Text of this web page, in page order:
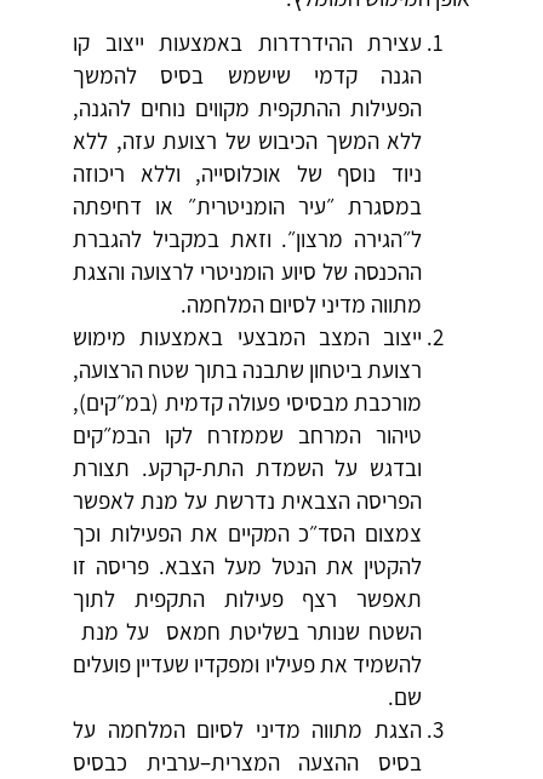
עצירת ההידרדרות באמצעות ייצוב קו
הגנה קדמי שישמש בסיס להמשך
הפעילות ההתקפית מקווים נוחים להגנה,
ללא המשך הכיבוש של רצועת עזה, ללא
ניוד נוסף של אוכלוסייה, וללא ריכוזה
במסגרת ״עיר הומניטרית״ או דחיפתה
ל״הגירה מרצון״. וזאת במקביל להגברת
ההכנסה של סיוע הומניטרי לרצועה והצגת
מתווה מדיני לסיום המלחמה.
ייצוב המצב המבצעי באמצעות מימוש
רצועת ביטחון שתבנה בתוך שטח הרצועה,
מורכבת מבסיסי פעולה קדמית (במ״קים),
טיהור המרחב שממזרח לקו הבמ״קים
ובדגש על השמדת התת-קרקע. תצורת
הפריסה הצבאית נדרשת על מנת לאפשר
צמצום הסד״כ המקיים את הפעילות וכך
להקטין את הנטל מעל הצבא. פריסה זו
תאפשר רצף פעילות התקפית לתוך
השטח שנותר בשליטת חמאס על מנת
להשמיד את פעיליו ומפקדיו שעדיין פועלים
שם.
הצגת מתווה מדיני לסיום המלחמה על
בסיס ההצעה המצרית–ערבית כבסיס